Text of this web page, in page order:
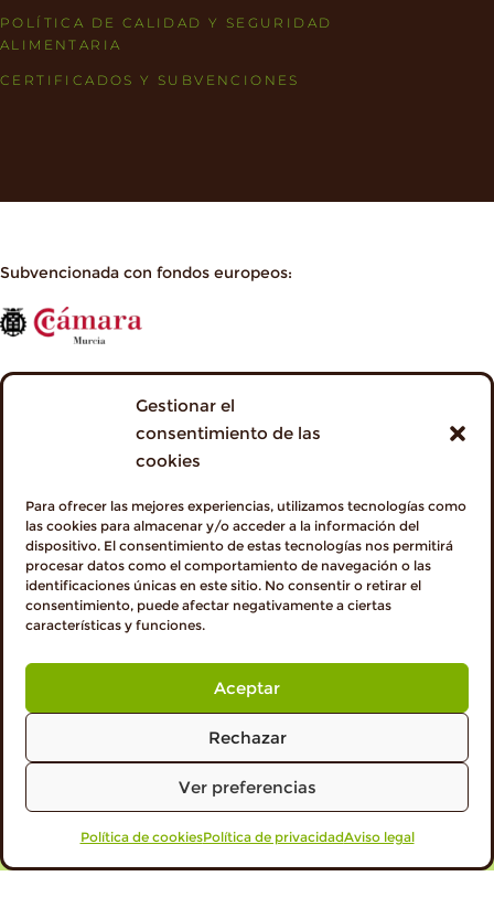
Gestionar el
consentimiento de las
cookies
Para ofrecer las mejores experiencias, utilizamos tecnologías como
las cookies para almacenar y/o acceder a la información del
dispositivo. El consentimiento de estas tecnologías nos permitirá
procesar datos como el comportamiento de navegación o las
identificaciones únicas en este sitio. No consentir o retirar el
consentimiento, puede afectar negativamente a ciertas
características y funciones.
Aceptar
Rechazar
Ver preferencias
Política de cookiesPolítica de privacidadAviso legal
POLÍTICA DE CALIDAD Y SEGURIDAD
ALIMENTARIA
CERTIFICADOS Y SUBVENCIONES
Subvencionada con fondos europeos:
VISITA PROFESIONALES